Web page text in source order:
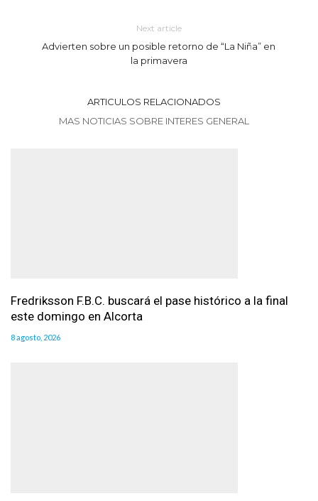
Next article
Advierten sobre un posible retorno de “La Niña” en
la primavera
ARTICULOS RELACIONADOS
MAS NOTICIAS SOBRE INTERES GENERAL
Fredriksson F.B.C. buscará el pase histórico a la final
este domingo en Alcorta
8 agosto, 2026